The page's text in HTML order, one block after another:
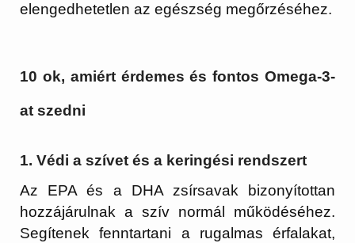
elengedhetetlen az egészség megőrzéséhez.
10 ok, amiért érdemes és fontos Omega-3-
at szedni
1. Védi a szívet és a keringési rendszert
Az EPA és a DHA zsírsavak bizonyítottan
hozzájárulnak a szív normál működéséhez.
Segítenek fenntartani a rugalmas érfalakat,